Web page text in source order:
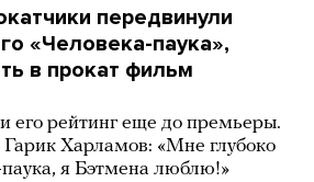
передвинули
«Человека-паука»,
в прокат фильм
его рейтинг еще до премьеры.
Харламов: «Мне глубоко
я Бэтмена люблю!»